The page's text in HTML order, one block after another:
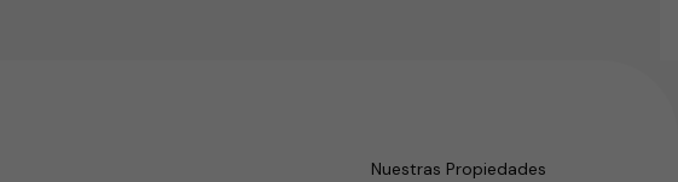
Nuestras Propiedades